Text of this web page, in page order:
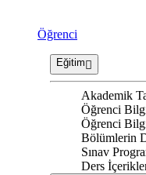
Öğrenci
Eğitim
Akademik
Öğrenci
Öğrenci
Bölümlerin
Sınav
Ders